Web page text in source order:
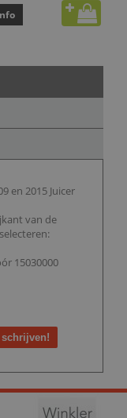
en 2015 Juicer
van de
15030000
schrijven!